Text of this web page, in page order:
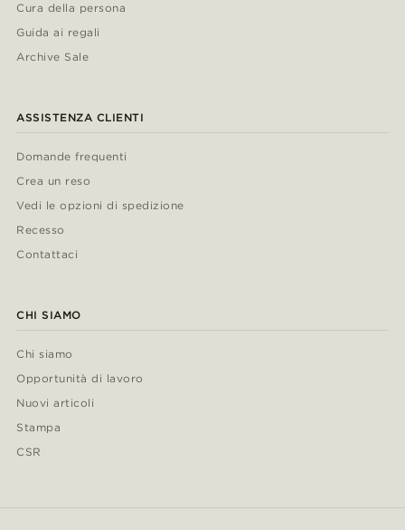
Cura della persona
Guida ai regali
Archive Sale
ASSISTENZA CLIENTI
Domande frequenti
Crea un reso
Vedi le opzioni di spedizione
Recesso
Contattaci
CHI SIAMO
Chi siamo
Opportunità di lavoro
Nuovi articoli
Stampa
CSR